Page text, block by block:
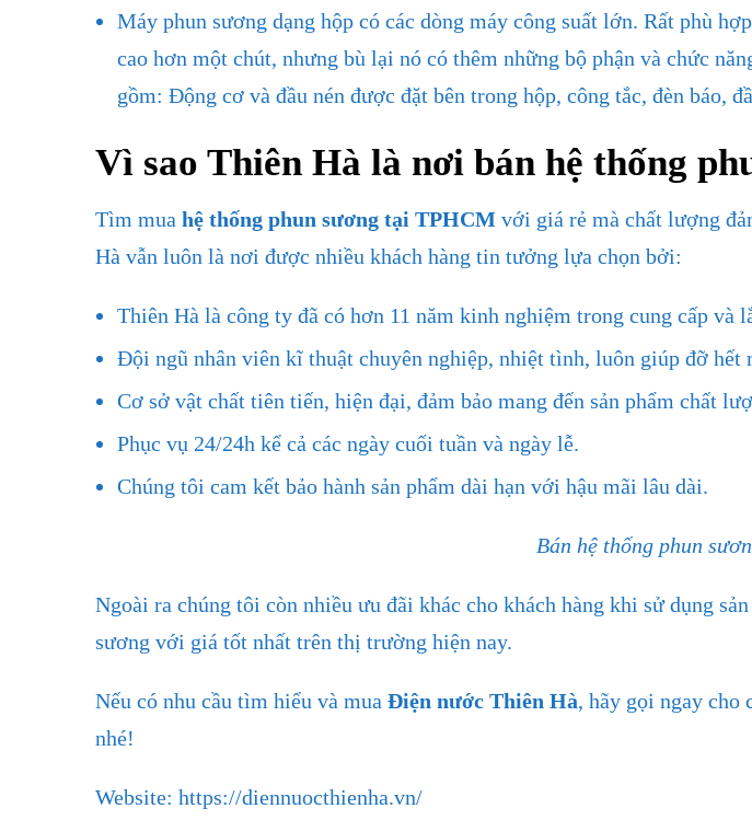
Máy phun sương dạng hộp có các dòng máy công suất lớn. Rất phù
cao hơn một chút, nhưng bù lại nó có thêm những bộ phận và chức
gồm: Động cơ và đầu nén được đặt bên trong hộp, công tắc, đèn báo,
Vì sao Thiên Hà là nơi bán hệ thống
Tìm mua hệ thống phun sương tại TPHCM với giá rẻ mà chất lượng
Hà vẫn luôn là nơi được nhiều khách hàng tin tưởng lựa chọn bởi:
Thiên Hà là công ty đã có hơn 11 năm kinh nghiệm trong cung cấp và
Đội ngũ nhân viên kĩ thuật chuyên nghiệp, nhiệt tình, luôn giúp đỡ hết
Cơ sở vật chất tiên tiến, hiện đại, đảm bảo mang đến sản phẩm chất
Phục vụ 24/24h kể cả các ngày cuối tuần và ngày lễ.
Chúng tôi cam kết bảo hành sản phẩm dài hạn với hậu mãi lâu dài.
Bán hệ thống phun
Ngoài ra chúng tôi còn nhiều ưu đãi khác cho khách hàng khi sử dụng
sương với giá tốt nhất trên thị trường hiện nay.
Nếu có nhu cầu tìm hiểu và mua Điện nước Thiên Hà, hãy gọi ngay cho
nhé!
Website: https://diennuocthienha.vn/